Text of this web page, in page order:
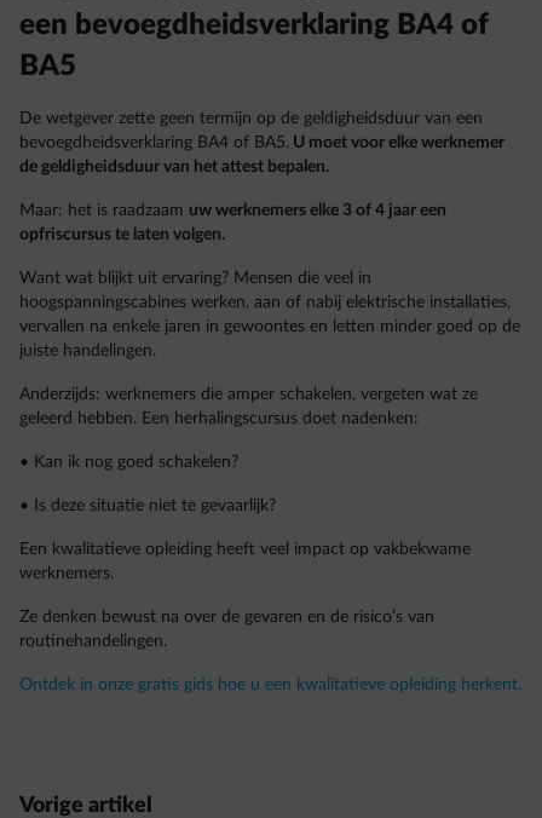
een bevoegdheidsverklaring BA4 of
BA5
De wetgever zette geen termijn op de geldigheidsduur van een
bevoegdheidsverklaring BA4 of BA5. U moet voor elke werknemer
de geldigheidsduur van het attest bepalen.
Maar: het is raadzaam uw werknemers elke 3 of 4 jaar een
opfriscursus te laten volgen.
Want wat blijkt uit ervaring? Mensen die veel in
hoogspanningscabines werken, aan of nabij elektrische installaties,
vervallen na enkele jaren in gewoontes en letten minder goed op de
juiste handelingen.
Anderzijds: werknemers die amper schakelen, vergeten wat ze
geleerd hebben. Een herhalingscursus doet nadenken:
• Kan ik nog goed schakelen?
• Is deze situatie niet te gevaarlijk?
Een kwalitatieve opleiding heeft veel impact op vakbekwame
werknemers.
Ze denken bewust na over de gevaren en de risico’s van
routinehandelingen.
Ontdek in onze gratis gids hoe u een kwalitatieve opleiding herkent.
Vorige artikel